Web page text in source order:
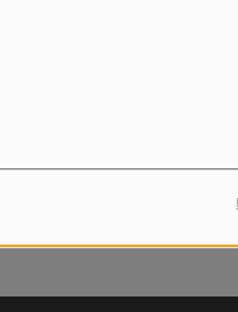
une
recherchez n’existe plus.